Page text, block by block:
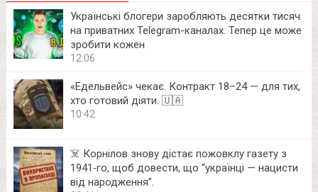
Українські блогери заробляють десятки тисяч
на приватних Telegram-каналах. Тепер це може
зробити кожен
12:06
«Едельвейс» чекає. Контракт 18–24 — для тих,
хто готовий діяти. 🇺🇦
10:42
☠️ Корнілов знову дістає пожовклу газету з
1941‑го, щоб довести, що “українці — нацисти
від народження”.